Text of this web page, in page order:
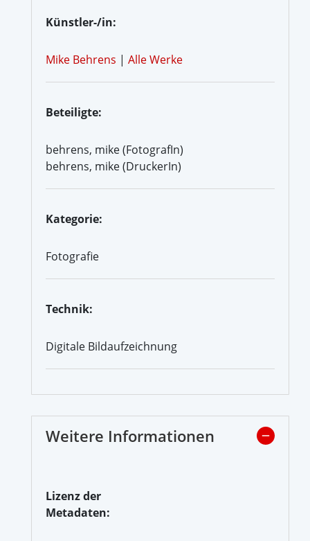
Künstler-/in:
Mike Behrens | Alle Werke
Beteiligte:
behrens, mike (FotografIn)
behrens, mike (DruckerIn)
Kategorie:
Fotografie
Technik:
Digitale Bildaufzeichnung
Weitere Informationen
Lizenz der
Metadaten: